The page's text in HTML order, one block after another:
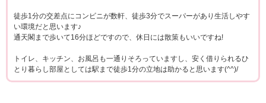
徒歩1分の交差点にコンビニが数軒、徒歩3分でスーパーがあり生活しやす
い環境だと思います♪
通天閣まで歩いて16分ほどですので、休日には散策もいいですね!
トイレ、キッチン、お風呂も一通りそろっていますし、安く借りられるひ
とり暮らし部屋としては駅まで徒歩1分の立地は助かると思います(^^)/